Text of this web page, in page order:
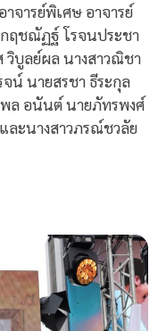
าจารย์พิเศษ อาจารย์
ฤชณัฏฐ์ โรจนประชา
บูลย์ผล นางสาวณิชา
น์ นายสรชา ธีระกุล
ล อนันต์ นายภัทรพงศ์
ะนางสาวภรณ์ชวลัย